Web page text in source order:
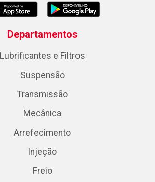
Departamentos
Lubrificantes e Filtros
Suspensão
Transmissão
Mecânica
Arrefecimento
Injeção
Freio